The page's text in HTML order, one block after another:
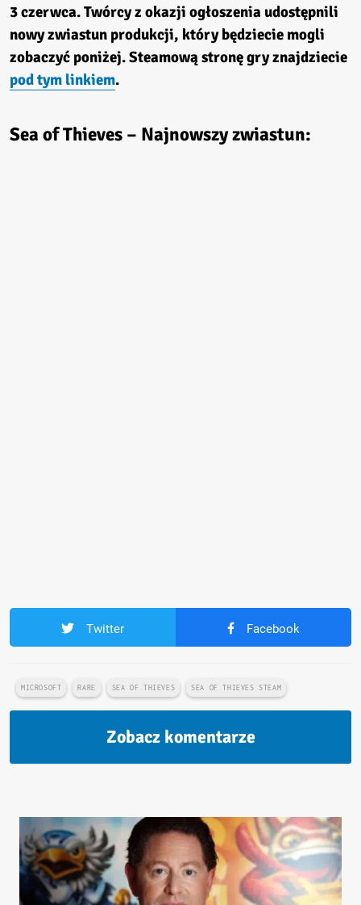
3 czerwca. Twórcy z okazji ogłoszenia udostępnili
nowy zwiastun produkcji, który będziecie mogli
zobaczyć poniżej. Steamową stronę gry znajdziecie
pod tym linkiem.
Sea of Thieves – Najnowszy zwiastun:
Twitter Facebook
MICROSOFT RARE SEA OF THIEVES SEA OF THIEVES STEAM
Zobacz komentarze